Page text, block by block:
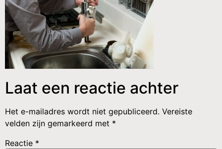
Laat een reactie achter
Het e-mailadres wordt niet gepubliceerd. Vereiste
velden zijn gemarkeerd met *
Reactie *